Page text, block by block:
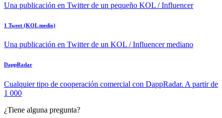
Una publicación en Twitter de un pequeño KOL / Influencer
1 Tweet (KOL medio)
Una publicación en Twitter de un KOL / Influencer mediano
DappRadar
Cualquier tipo de cooperación comercial con DappRadar. A partir de
1 000
¿Tiene alguna pregunta?